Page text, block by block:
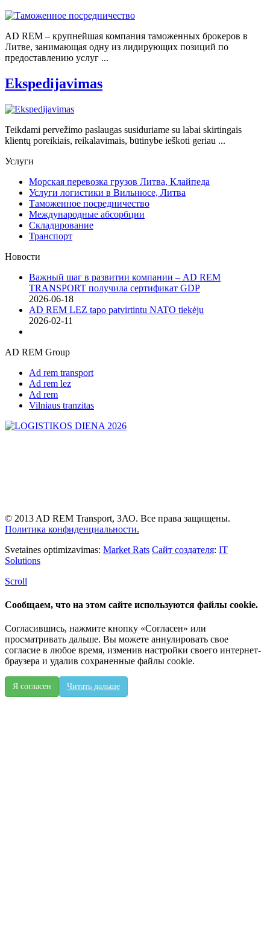
AD REM – крупнейшая компания таможенных брокеров в
Литве, занимающая одну из лидирующих позиций по
предоставлению услуг ...
Ekspedijavimas
Teikdami pervežimo paslaugas susiduriame su labai skirtingais
klientų poreikiais, reikalavimais, būtinybe ieškoti geriau ...
Услуги
Морская перевозка грузов Литва, Клайпеда
Услуги логистики в Вильнюсе, Литва
Таможенное посредничество
Международные абсорбции
Складирование
Транспорт
Новости
Важный шаг в развитии компании – AD REM
TRANSPORT получила сертификат GDP
2026-06-18
AD REM LEZ tapo patvirtintu NATO tiekėju
2026-02-11
AD REM Group
Ad rem transport
Ad rem lez
Ad rem
Vilniaus tranzitas
© 2013 AD REM Transport, ЗАО. Все права защищены.
Политика конфиденциальности.
Svetaines optimizavimas: Market Rats Сайт создателя: IT
Solutions
Scroll
Сообщаем, что на этом сайте используются файлы cookie.
Согласившись, нажмите кнопку «Согласен» или
просматривать дальше. Вы можете аннулировать свое
согласие в любое время, изменив настройки своего интернет-
браузера и удалив сохраненные файлы cookie.
Я согласен Читать дальше